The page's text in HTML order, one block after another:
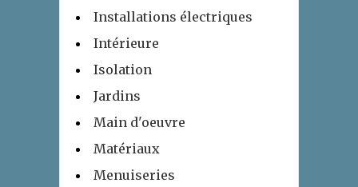
Installations électriques
Intérieure
Isolation
Jardins
Main d'oeuvre
Matériaux
Menuiseries